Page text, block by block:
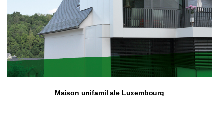
Maison unifamiliale Luxembourg